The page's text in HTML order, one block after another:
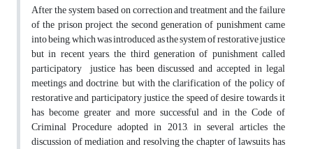
After the system based on correction and treatment and the failure
of the prison project, the second generation of punishment came
into being, which was introduced as the system of restorative justice
but in recent years, the third generation of punishment called
participatory justice has been discussed and accepted in legal
meetings and doctrine, but with the clarification of the policy of
restorative and participatory justice, the speed of desire towards it
has become greater and more successful and in the Code of
Criminal Procedure adopted in 2013, in several articles the
discussion of mediation and resolving the chapter of lawsuits has